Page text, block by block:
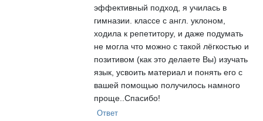
эффективный подход, я училась в
гимназии. классе с англ. уклоном,
ходила к репетитору, и даже подумать
не могла что можно с такой лёгкостью и
позитивом (как это делаете Вы) изучать
язык, усвоить материал и понять его с
вашей помощью получилось намного
проще..Спасибо!
Ответ